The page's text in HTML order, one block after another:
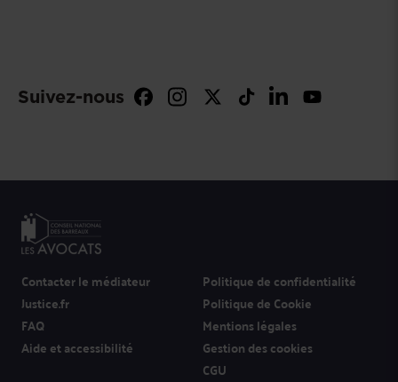
Suivez-nous
Contacter le médiateur
Justice.fr
FAQ
Aide et accessibilité
Politique de confidentialité
Politique de Cookie
Mentions légales
Gestion des cookies
CGU